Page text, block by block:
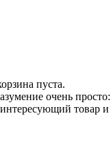
пуста.
очень просто:
интересующий товар